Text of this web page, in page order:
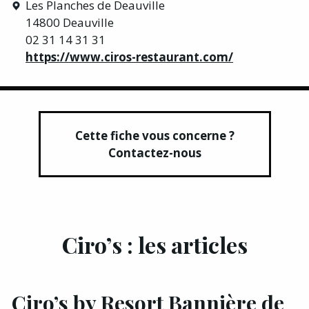
Les Planches de Deauville
14800 Deauville
02 31 14 31 31
https://www.ciros-restaurant.com/
Cette fiche vous concerne ?
Contactez-nous
Ciro’s : les articles
Ciro’s by Resort Bannière de